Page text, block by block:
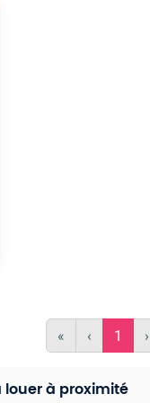
« ‹ 1 ›
louer à proximité